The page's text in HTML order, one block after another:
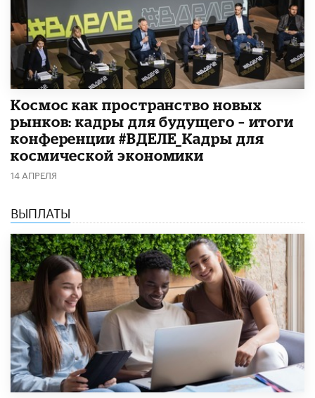
Космос как пространство новых
рынков: кадры для будущего – итоги
конференции #ВДЕЛЕ_Кадры для
космической экономики
14 АПРЕЛЯ
ВЫПЛАТЫ